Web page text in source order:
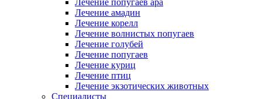
Лечение попугаев ара
Лечение амадин
Лечение корелл
Лечение волнистых попугаев
Лечение голубей
Лечение попугаев
Лечение куриц
Лечение птиц
Лечение экзотических животных
Специалисты